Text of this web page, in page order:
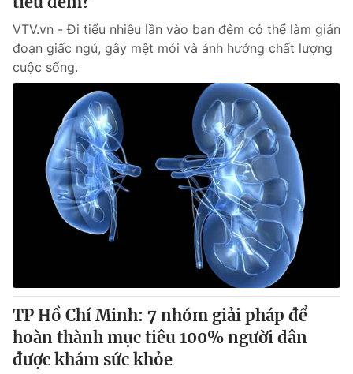
Phó Tổng Biên tập:
Nguyễn Trọng Ninh
Tổng đài VTV:024.38 355 931 - 024.38 355 932
Ðiện thoại Thời báo VTV:
Email:toasoan@vtv.vn
Liên hệ quảng cáo: 024-7300.7108
® Cấm sao chép dưới mọi hình thức nếu không có sự chấp
thuận bằng văn bản. Ghi rõ nguồn VTV.vn khi phát hành lại
thông tin từ website này.
VTV.vn - Đi tiểu nhiều lần vào ban đêm có thể làm gián
đoạn giấc ngủ, gây mệt mỏi và ảnh hưởng chất lượng
cuộc sống.
TP Hồ Chí Minh: 7 nhóm giải pháp để
hoàn thành mục tiêu 100% người dân
được khám sức khỏe